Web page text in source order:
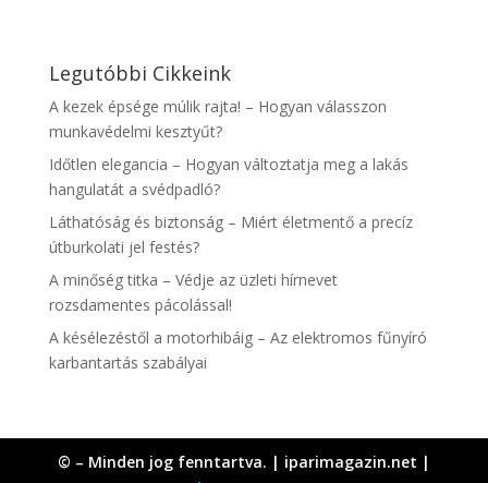
Legutóbbi Cikkeink
A kezek épsége múlik rajta! – Hogyan válasszon
munkavédelmi kesztyűt?
Időtlen elegancia – Hogyan változtatja meg a lakás
hangulatát a svédpadló?
Láthatóság és biztonság – Miért életmentő a precíz
útburkolati jel festés?
A minőség titka – Védje az üzleti hírnevet
rozsdamentes pácolással!
A késélezéstől a motorhibáig – Az elektromos fűnyíró
karbantartás szabályai
© – Minden jog fenntartva. | iparimagazin.net |